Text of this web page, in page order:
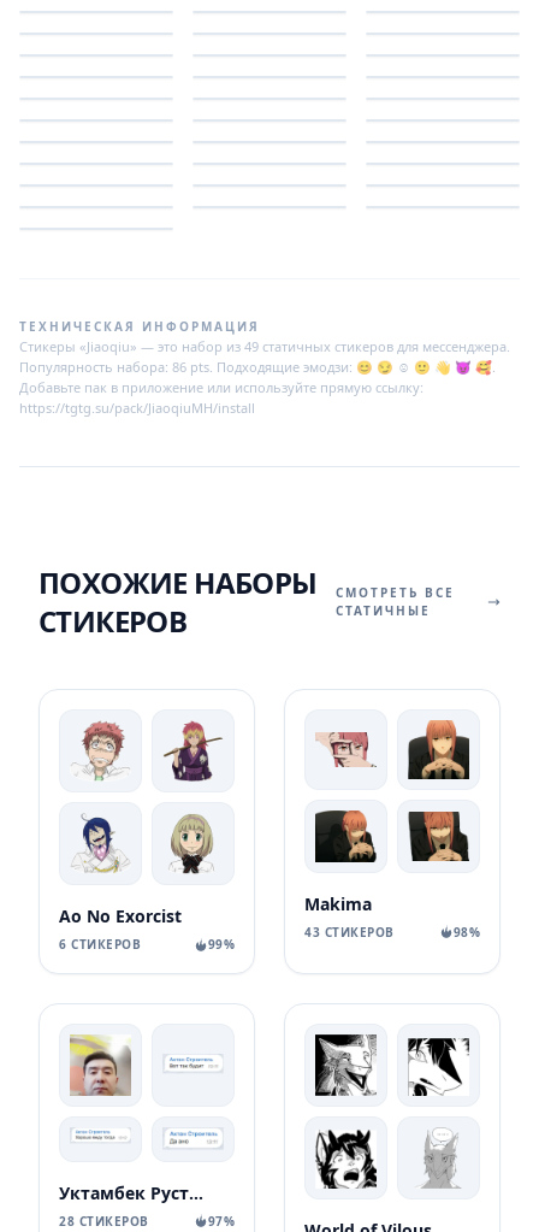
ТЕХНИЧЕСКАЯ ИНФОРМАЦИЯ
Стикеры «Jiaoqiu» — это набор из 49 статичных стикеров для мессенджера.
Популярность набора: 86 pts. Подходящие эмодзи: 😊 😏 ☺️ 🙂 👋 😈 🥰.
Добавьте пак в приложение или используйте прямую ссылку:
https://tgtg.su/pack/JiaoqiuMH/install
ПОХОЖИЕ НАБОРЫ
СТИКЕРОВ
СМОТРЕТЬ ВСЕ
СТАТИЧНЫЕ
Ao No Exorcist
6 СТИКЕРОВ 99%
Makima
43 СТИКЕРОВ 98%
Уктамбек Рустамбекович
28 СТИКЕРОВ 97%